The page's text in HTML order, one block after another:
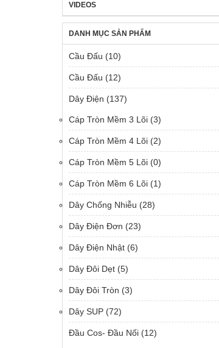
VIDEOS
DANH MỤC SẢN PHẨM
Cầu Đấu (10)
Cầu Đấu (12)
Dây Điện (137)
Cáp Tròn Mềm 3 Lõi (3)
Cáp Tròn Mềm 4 Lõi (2)
Cáp Tròn Mềm 5 Lõi (0)
Cáp Tròn Mềm 6 Lõi (1)
Dây Chống Nhiễu (28)
Dây Điện Đơn (23)
Dây Điện Nhật (6)
Dây Đôi Dẹt (5)
Dây Đôi Tròn (3)
Dây SUP (72)
Đầu Cos- Đầu Nối (12)